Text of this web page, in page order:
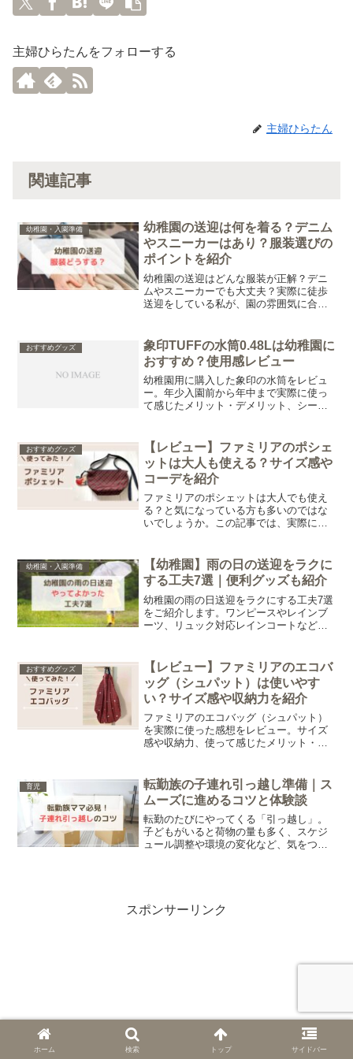
主婦ひらたんをフォローする
主婦ひらたん
関連記事
幼稚園・入園準備
幼稚園の送迎は何を着る？デニム
やスニーカーはあり？服装選びの
ポイントを紹介
幼稚園の送迎はどんな服装が正解？デニ
ムやスニーカーでも大丈夫？実際に徒歩
送迎をしている私が、園の雰囲気に合わ
おすすめグッズ
象印TUFFの水筒0.48Lは幼稚園に
おすすめ？使用感レビュー
幼稚園用に購入した象印の水筒をレビュ
ー。年少入園前から年中まで実際に使っ
て感じたメリット・デメリット、シーム
おすすめグッズ
【レビュー】ファミリアのポシェ
ットは大人も使える？サイズ感や
コーデを紹介
ファミリアのポシェットは大人でも使え
る？と気になっている方も多いのではな
いでしょうか。この記事では、実際に使
ます。
幼稚園・入園準備
【幼稚園】雨の日の送迎をラクに
する工夫7選｜便利グッズも紹介
幼稚園の雨の日送迎をラクにする工夫7選
をご紹介します。ワンピースやレインブ
ーツ、リュック対応レインコートなど、
おすすめグッズ
【レビュー】ファミリアのエコバ
ッグ（シュパット）は使いやす
い？サイズ感や収納力を紹介
ファミリアのエコバッグ（シュパット）
を実際に使った感想をレビュー。サイズ
感や収納力、使って感じたメリット・デ
てくださいね。
育児
転勤族の子連れ引っ越し準備｜ス
ムーズに進めるコツと体験談
転勤のたびにやってくる「引っ越し」。
子どもがいると荷物の量も多く、スケジ
ュール調整や環境の変化など、気をつけ
スポンサーリンク
ホーム 検索 トップ サイドバー